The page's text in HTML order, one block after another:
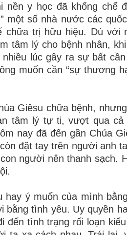
nền y học đã khống chế
một số nhà nước các
chữa trị hữu hiệu. Dù với
tâm lý cho bệnh nhân,
lúc gây ra sự bất
muốn cần “sự thương
Giêsu chữa bệnh,
tâm lý tự ti, vượt qua
nay đã đến gần Chúa
đặt tay trên người anh
người nên thanh sạch.
ý muốn của mình
bằng tình yêu. Uy quyền
tình trạng rối loạn